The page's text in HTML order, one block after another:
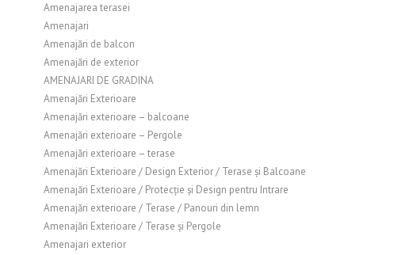
Amenajarea terasei
Amenajari
Amenajări de balcon
Amenajări de exterior
AMENAJARI DE GRADINA
Amenajări Exterioare
Amenajări exterioare – balcoane
Amenajări exterioare – Pergole
Amenajări exterioare – terase
Amenajări Exterioare / Design Exterior / Terase și Balcoane
Amenajări Exterioare / Protecție și Design pentru Intrare
Amenajări exterioare / Terase / Panouri din lemn
Amenajări Exterioare / Terase și Pergole
Amenajari exterior